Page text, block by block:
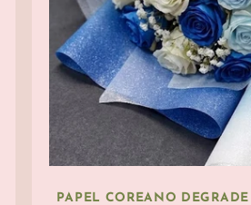
PAPEL COREANO